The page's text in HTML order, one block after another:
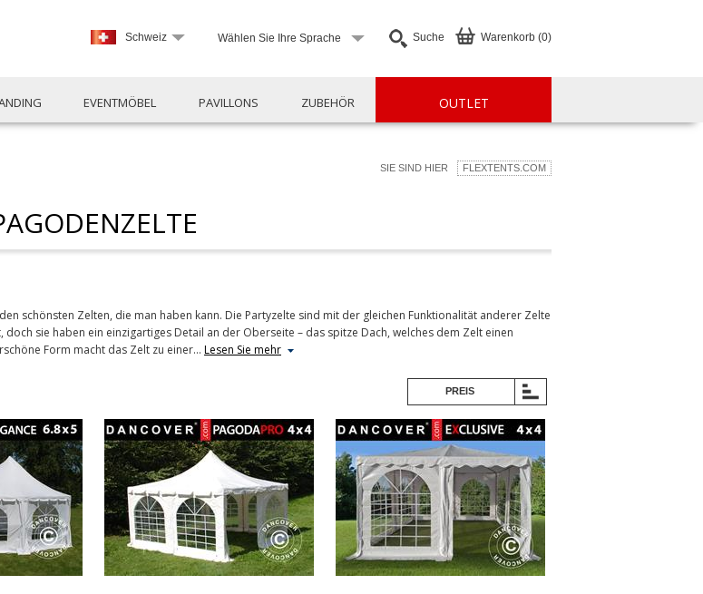
Warenkorb (0)
Suche
Wählen Sie Ihre Sprache
Schweiz
EVENTMÖBEL PAVILLONS ZUBEHÖR OUTLET
SIE SIND HIER FLEXTENTS.COM
schönsten Zelten, die man haben kann. Die Partyzelte sind mit der gleichen Funktionalität anderer Zelte
sie haben ein einzigartiges Detail an der Oberseite – das spitze Dach, welches dem Zelt einen
Form macht das Zelt zu einer… Lesen Sie mehr
PREIS